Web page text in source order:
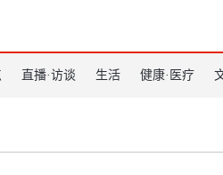
直播·访谈 生活 健康·医疗